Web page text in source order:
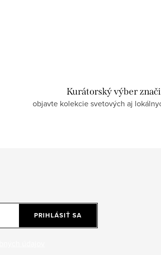
Kurátorský výber
objavte kolekcie svetových aj
PRIHLÁSIŤ SA